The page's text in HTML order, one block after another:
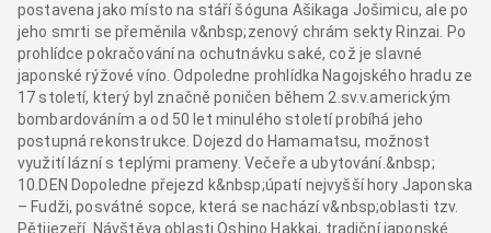
postavena jako místo na stáří šóguna Ašikaga Jošimicu, ale po
jeho smrti se přeměnila v&nbsp;zenový chrám sekty Rinzai. Po
prohlídce pokračování na ochutnávku saké, což je slavné
japonské rýžové víno. Odpoledne prohlídka Nagojského hradu ze
17 století, který byl značně poničen během 2.sv.v.americkým
bombardováním a od 50 let minulého století probíhá jeho
postupná rekonstrukce. Dojezd do Hamamatsu, možnost
využití lázní s teplými prameny. Večeře a ubytování.&nbsp;
10.DEN Dopoledne přejezd k&nbsp;úpatí nejvyšší hory Japonska
– Fudži, posvátné sopce, která se nachází v&nbsp;oblasti tzv.
Pětijezeří. Návštěva oblasti Oshino Hakkai, tradiční japonské